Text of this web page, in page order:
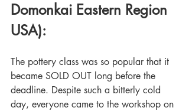
Domonkai Eastern Region
USA):
The pottery class was so popular that it
became SOLD OUT long before the
deadline. Despite such a bitterly cold
day, everyone came to the workshop on